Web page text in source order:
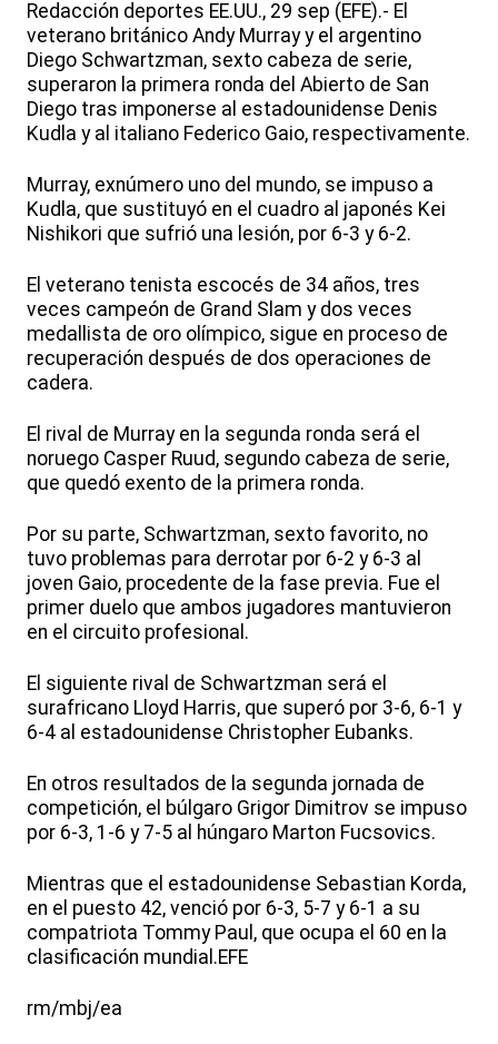
Redacción deportes EE.UU., 29 sep (EFE).- El
veterano británico Andy Murray y el argentino
Diego Schwartzman, sexto cabeza de serie,
superaron la primera ronda del Abierto de San
Diego tras imponerse al estadounidense Denis
Kudla y al italiano Federico Gaio, respectivamente.
Murray, exnúmero uno del mundo, se impuso a
Kudla, que sustituyó en el cuadro al japonés Kei
Nishikori que sufrió una lesión, por 6-3 y 6-2.
El veterano tenista escocés de 34 años, tres
veces campeón de Grand Slam y dos veces
medallista de oro olímpico, sigue en proceso de
recuperación después de dos operaciones de
cadera.
El rival de Murray en la segunda ronda será el
noruego Casper Ruud, segundo cabeza de serie,
que quedó exento de la primera ronda.
Por su parte, Schwartzman, sexto favorito, no
tuvo problemas para derrotar por 6-2 y 6-3 al
joven Gaio, procedente de la fase previa. Fue el
primer duelo que ambos jugadores mantuvieron
en el circuito profesional.
El siguiente rival de Schwartzman será el
surafricano Lloyd Harris, que superó por 3-6, 6-1 y
6-4 al estadounidense Christopher Eubanks.
En otros resultados de la segunda jornada de
competición, el búlgaro Grigor Dimitrov se impuso
por 6-3, 1-6 y 7-5 al húngaro Marton Fucsovics.
Mientras que el estadounidense Sebastian Korda,
en el puesto 42, venció por 6-3, 5-7 y 6-1 a su
compatriota Tommy Paul, que ocupa el 60 en la
clasificación mundial.EFE
rm/mbj/ea